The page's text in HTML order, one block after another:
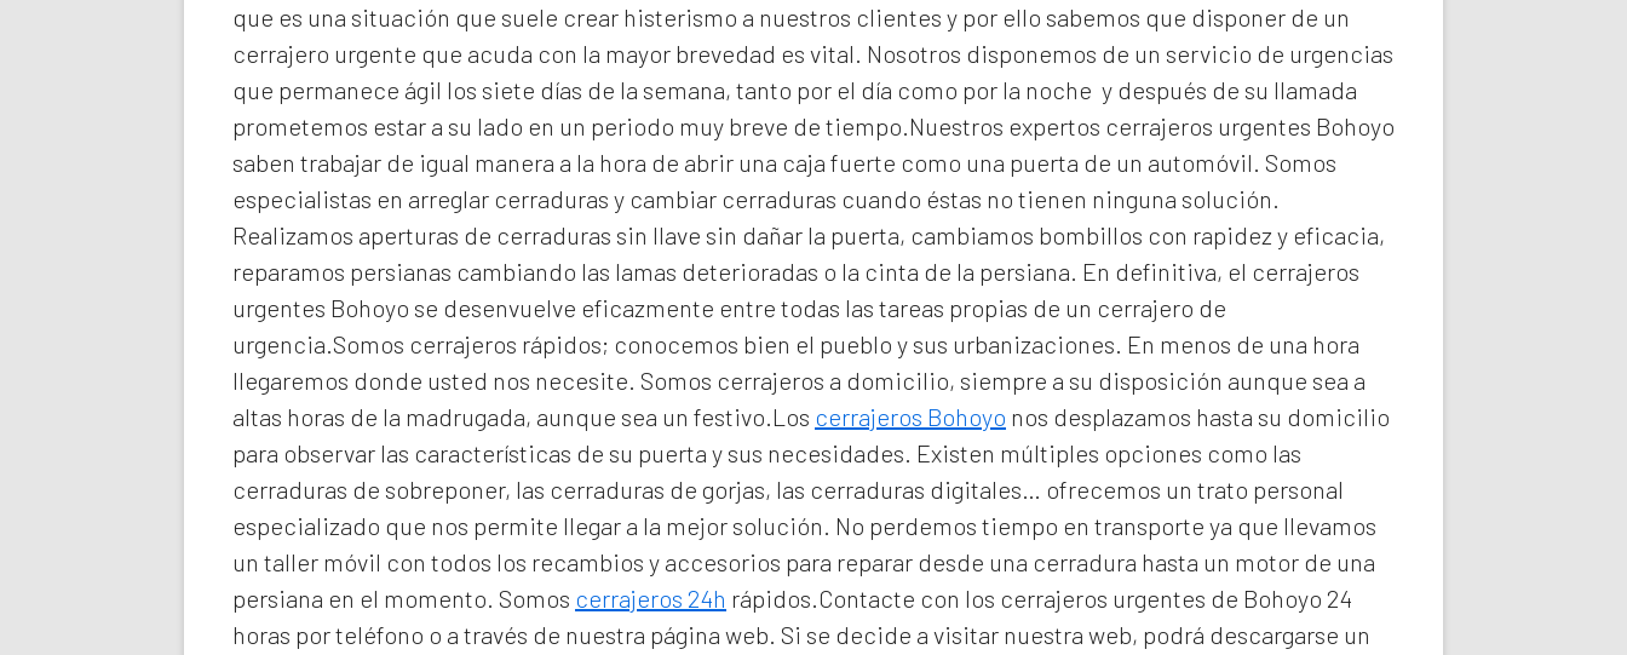
que es una situación que suele crear histerismo a nuestros clientes y por ello sabemos que disponer de un
cerrajero urgente que acuda con la mayor brevedad es vital. Nosotros disponemos de un servicio de urgencias
que permanece ágil los siete días de la semana, tanto por el día como por la noche y después de su llamada
prometemos estar a su lado en un periodo muy breve de tiempo.Nuestros expertos cerrajeros urgentes Bohoyo
saben trabajar de igual manera a la hora de abrir una caja fuerte como una puerta de un automóvil. Somos
especialistas en arreglar cerraduras y cambiar cerraduras cuando éstas no tienen ninguna solución.
Realizamos aperturas de cerraduras sin llave sin dañar la puerta, cambiamos bombillos con rapidez y eficacia,
reparamos persianas cambiando las lamas deterioradas o la cinta de la persiana. En definitiva, el cerrajeros
urgentes Bohoyo se desenvuelve eficazmente entre todas las tareas propias de un cerrajero de
urgencia.Somos cerrajeros rápidos; conocemos bien el pueblo y sus urbanizaciones. En menos de una hora
llegaremos donde usted nos necesite. Somos cerrajeros a domicilio, siempre a su disposición aunque sea a
altas horas de la madrugada, aunque sea un festivo.Los cerrajeros Bohoyo nos desplazamos hasta su domicilio
para observar las características de su puerta y sus necesidades. Existen múltiples opciones como las
cerraduras de sobreponer, las cerraduras de gorjas, las cerraduras digitales… ofrecemos un trato personal
especializado que nos permite llegar a la mejor solución. No perdemos tiempo en transporte ya que llevamos
un taller móvil con todos los recambios y accesorios para reparar desde una cerradura hasta un motor de una
persiana en el momento. Somos cerrajeros 24h rápidos.Contacte con los cerrajeros urgentes de Bohoyo 24
horas por teléfono o a través de nuestra página web. Si se decide a visitar nuestra web, podrá descargarse un